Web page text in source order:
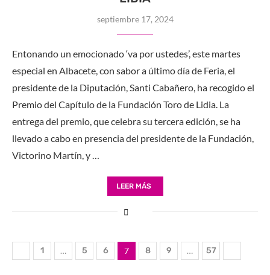
septiembre 17, 2024
Entonando un emocionado ‘va por ustedes’, este martes
especial en Albacete, con sabor a último día de Feria, el
presidente de la Diputación, Santi Cabañero, ha recogido el
Premio del Capítulo de la Fundación Toro de Lidia. La
entrega del premio, que celebra su tercera edición, se ha
llevado a cabo en presencia del presidente de la Fundación,
Victorino Martín, y …
LEER MÁS
1 … 5 6 7 8 9 … 57